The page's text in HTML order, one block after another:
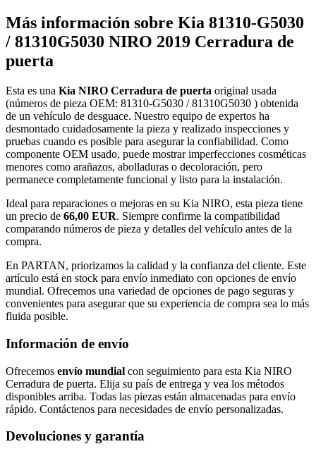
Más información sobre Kia 81310-G5030
/ 81310G5030 NIRO 2019 Cerradura de
puerta
Esta es una Kia NIRO Cerradura de puerta original usada
(números de pieza OEM: 81310-G5030 / 81310G5030 ) obtenida
de un vehículo de desguace. Nuestro equipo de expertos ha
desmontado cuidadosamente la pieza y realizado inspecciones y
pruebas cuando es posible para asegurar la confiabilidad. Como
componente OEM usado, puede mostrar imperfecciones cosméticas
menores como arañazos, abolladuras o decoloración, pero
permanece completamente funcional y listo para la instalación.
Ideal para reparaciones o mejoras en su Kia NIRO, esta pieza tiene
un precio de 66,00 EUR. Siempre confirme la compatibilidad
comparando números de pieza y detalles del vehículo antes de la
compra.
En PARTAN, priorizamos la calidad y la confianza del cliente. Este
artículo está en stock para envío inmediato con opciones de envío
mundial. Ofrecemos una variedad de opciones de pago seguras y
convenientes para asegurar que su experiencia de compra sea lo más
fluida posible.
Información de envío
Ofrecemos envío mundial con seguimiento para esta Kia NIRO
Cerradura de puerta. Elija su país de entrega y vea los métodos
disponibles arriba. Todas las piezas están almacenadas para envío
rápido. Contáctenos para necesidades de envío personalizadas.
Devoluciones y garantía